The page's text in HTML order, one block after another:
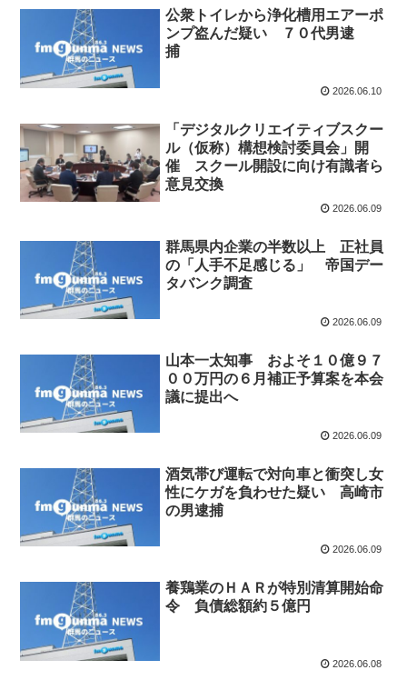
公衆トイレから浄化槽用エアーポ
ンプ盗んだ疑い ７０代男逮
捕
2026.06.10
「デジタルクリエイティブスクー
ル（仮称）構想検討委員会」開
催 スクール開設に向け有識者ら
意見交換
2026.06.09
群馬県内企業の半数以上 正社員
の「人手不足感じる」 帝国デー
タバンク調査
2026.06.09
山本一太知事 およそ１０億９７
００万円の６月補正予算案を本会
議に提出へ
2026.06.09
酒気帯び運転で対向車と衝突し女
性にケガを負わせた疑い 高崎市
の男逮捕
2026.06.09
養鶏業のＨＡＲが特別清算開始命
令 負債総額約５億円
2026.06.08